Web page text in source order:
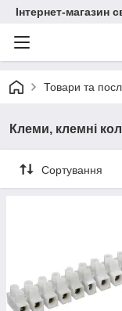
Інтернет-магазин
Товари та
Клеми, клемні
Сортування